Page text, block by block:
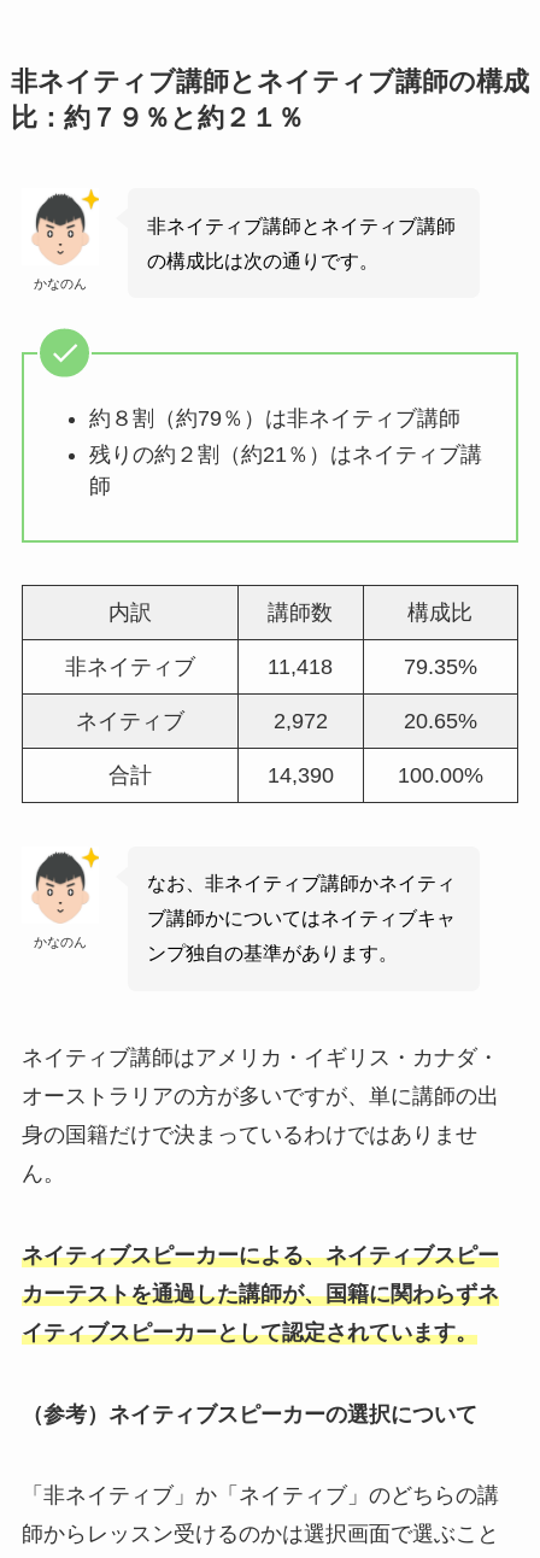
非ネイティブ講師とネイティブ講師の構成
比：約７９％と約２１％
かなのん
非ネイティブ講師とネイティブ講師
の構成比は次の通りです。
約８割（約79％）は非ネイティブ講師
残りの約２割（約21％）はネイティブ講
師
内訳 講師数 構成比
非ネイティブ 11,418 79.35%
ネイティブ 2,972 20.65%
合計 14,390 100.00%
かなのん
なお、非ネイティブ講師かネイティ
ブ講師かについてはネイティブキャ
ンプ独自の基準があります。
ネイティブ講師はアメリカ・イギリス・カナダ・
オーストラリアの方が多いですが、単に講師の出
身の国籍だけで決まっているわけではありませ
ん。
ネイティブスピーカーによる、ネイティブスピー
カーテストを通過した講師が、国籍に関わらずネ
イティブスピーカーとして認定されています。
（参考）ネイティブスピーカーの選択について
「非ネイティブ」か「ネイティブ」のどちらの講
師からレッスン受けるのかは選択画面で選ぶこと